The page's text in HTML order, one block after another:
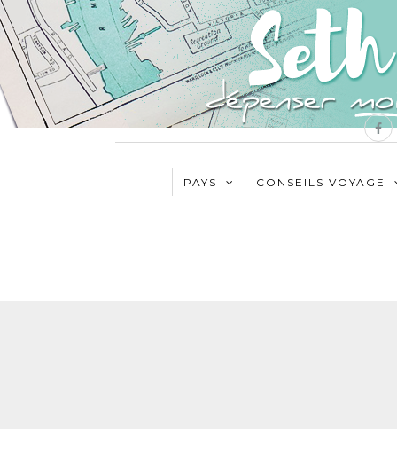
PAYS CONSEILS VOYAGE